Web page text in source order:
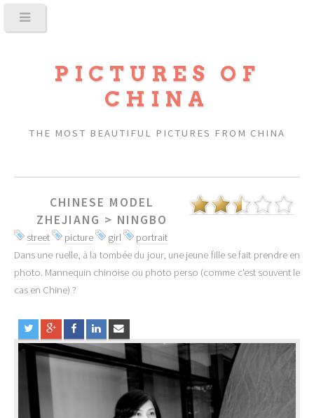
PICTURES OF
CHINA
THE MOST BEAUTIFUL PICTURES FROM CHINA
CHINESE MODEL
ZHEJIANG > NINGBO
street picture girl
portrait
Dans une ruelle, à la tombée du jour, une jeune fille se fait prendre en
photo. Mannequin chinoise ou photo perso (comme c'est souvent le
cas en Chine) ?